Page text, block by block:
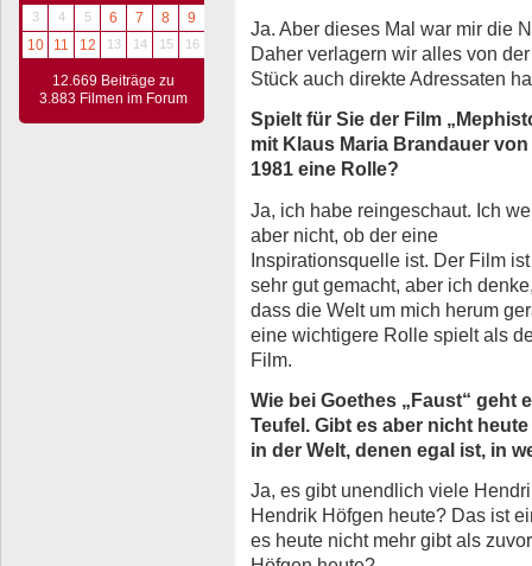
3
4 5 6 7 8
9
10
11 12 13 14 15 16
12.669 Beiträge zu
3.883 Filmen im Forum
Ja. Aber dieses Mal war mir die
Daher verlagern wir alles von
Stück auch direkte Adressaten
Spielt für Sie der Film
mit Klaus Maria Brandauer von
1981 eine Rolle?
Ja, ich habe reingeschaut. Ich
aber nicht, ob der eine
Inspirationsquelle ist. Der Film ist
sehr gut gemacht, aber ich
dass die Welt um mich herum
eine wichtigere Rolle spielt als
Film.
Wie bei Goethes „Faust“ geht
Teufel. Gibt es aber nicht
in der Welt, denen egal ist, in
Ja, es gibt unendlich viele
Hendrik Höfgen heute? Das ist
es heute nicht mehr gibt als